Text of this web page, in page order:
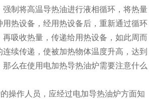
强制将高温导热油进行液相循环，将热量
用热设备，经用热设备后，重新通过循环
再吸收热量，传递给用热设备，如此周而
续传递，使被加热物体温度升高，达到
那么在使用电加热导热油炉需要注意什么
操作人员，应经过电加导热油炉方面知